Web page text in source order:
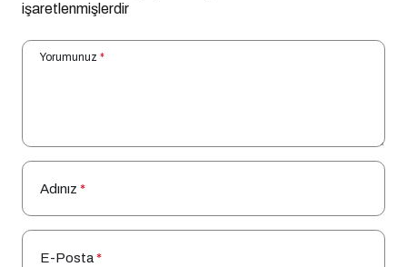
işaretlenmişlerdir
Yorumunuz *
Adınız *
E-Posta*